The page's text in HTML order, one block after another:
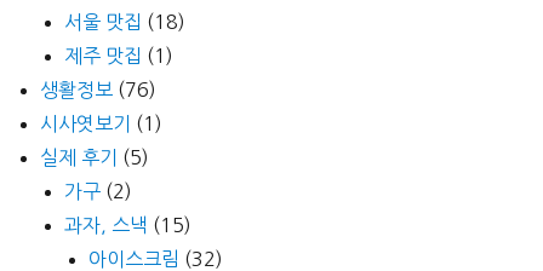
서울 맛집 (18)
제주 맛집 (1)
생활정보 (76)
시사엿보기
(1)
실제 후기
(5)
가구 (2)
과자, 스낵 (15)
아이스크림 (32)